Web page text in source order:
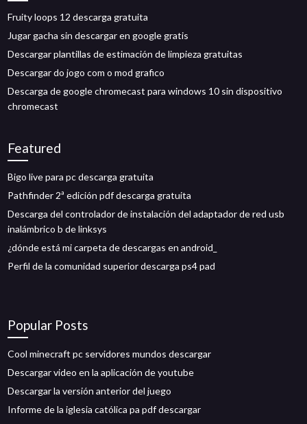
Fruity loops 12 descarga gratuita
Jugar gacha sin descargar en google gratis
Descargar plantillas de estimación de limpieza gratuitas
Descargar do jogo com o mod grafico
Descarga de google chromecast para windows 10 sin dispositivo
chromecast
Featured
Bigo live para pc descarga gratuita
Pathfinder 2ª edición pdf descarga gratuita
Descarga del controlador de instalación del adaptador de red usb
inalámbrico b de linksys
¿dónde está mi carpeta de descargas en android_
Perfil de la comunidad superior descarga ps4 pad
Popular Posts
Cool minecraft pc servidores mundos descargar
Descargar video en la aplicación de youtube
Descargar la versión anterior del juego
Informe de la iglesia católica pa pdf descargar